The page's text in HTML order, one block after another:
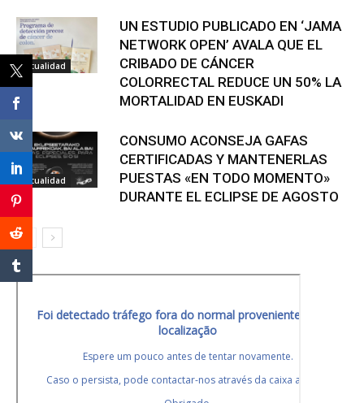
Actualidad
UN ESTUDIO PUBLICADO EN ‘JAMA
NETWORK OPEN’ AVALA QUE EL
CRIBADO DE CÁNCER
COLORRECTAL REDUCE UN 50% LA
MORTALIDAD EN EUSKADI
Actualidad
CONSUMO ACONSEJA GAFAS
CERTIFICADAS Y MANTENERLAS
PUESTAS «EN TODO MOMENTO»
DURANTE EL ECLIPSE DE AGOSTO